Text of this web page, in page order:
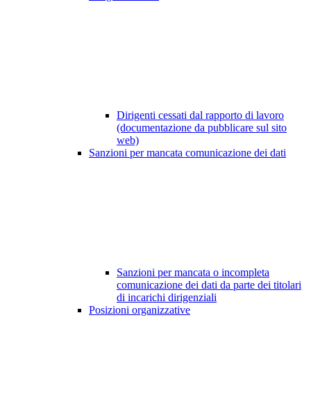
Dirigenti cessati dal rapporto di lavoro
(documentazione da pubblicare sul sito
web)
Sanzioni per mancata comunicazione dei dati
Sanzioni per mancata o incompleta
comunicazione dei dati da parte dei titolari
di incarichi dirigenziali
Posizioni organizzative